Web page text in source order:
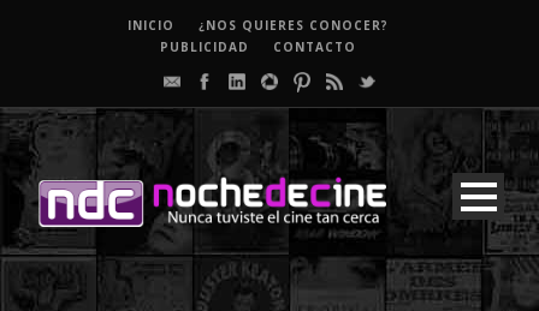
INICIO
¿NOS QUIERES CONOCER?
PUBLICIDAD
CONTACTO